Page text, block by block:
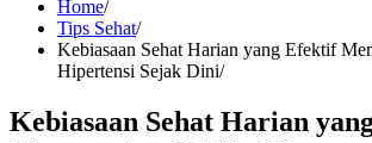
Home
Tips Sehat
Kebiasaan Sehat Harian yang Efektif
Hipertensi Sejak Dini
Kebiasaan Sehat Harian